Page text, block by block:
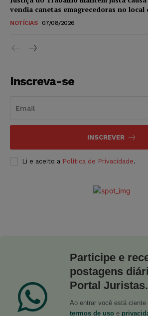
vendia canetas emagrecedoras no local
NOTÍCIAS 07/08/2026
Inscreva-se
INSCREVER
Li e aceito a Política de Privacidade.
Participe e
postagens
Portal Juristas.
Ao entrar você está
termos de uso e